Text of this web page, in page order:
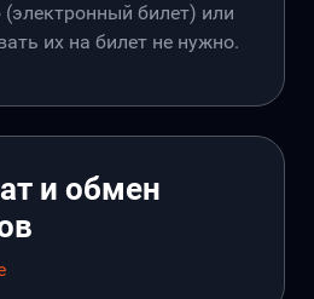
билет) или
их на билет не нужно.
и обмен